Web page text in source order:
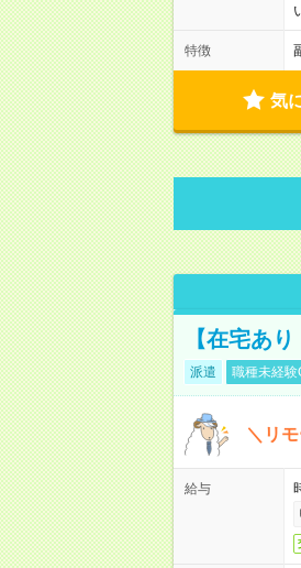
特徴
気
【在宅あ
派遣 職種未経験
＼リ
給与